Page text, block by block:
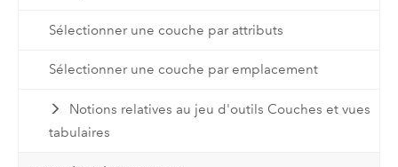
Sélectionner une couche par attributs
Sélectionner une couche par emplacement
Notions relatives au jeu d'outils Couches et vues
tabulaires